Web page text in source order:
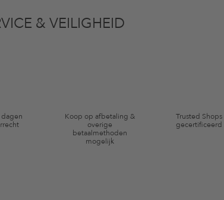
& VEILIGHEID
dagen
Koop op afbetaling &
overige
betaalmethoden
mogelijk
Trusted Shops
gecertificeerd